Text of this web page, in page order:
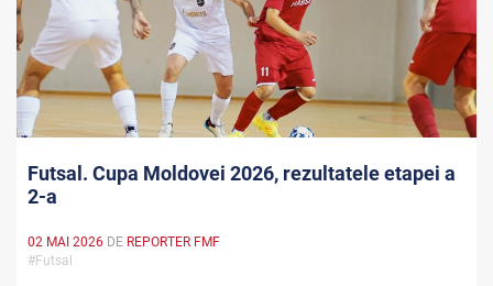
Futsal. Cupa Moldovei 2026, rezultatele etapei a
2-a
02 MAI 2026 DE REPORTER FMF
#Futsal